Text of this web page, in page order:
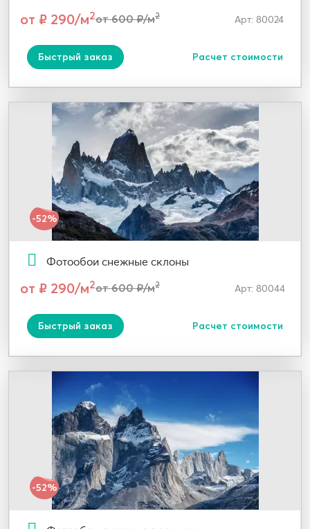
от ₽ 290/м2от 600 ₽/м2 Арт: 80024
Быстрый заказ Расчет стоимости
-52%
Фотообои снежные склоны
от ₽ 290/м2от 600 ₽/м2 Арт: 80044
Быстрый заказ Расчет стоимости
-52%